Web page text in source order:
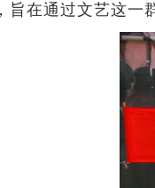
旨在通过文艺这一